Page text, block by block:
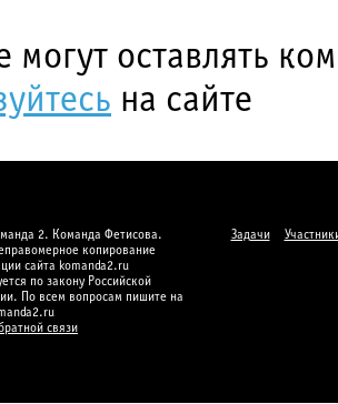
могут оставлять
на сайте
2. Команда Фетисова.
копирование
сайта komanda2.ru
по закону Российской
По всем вопросам пишите на
связи
Задачи